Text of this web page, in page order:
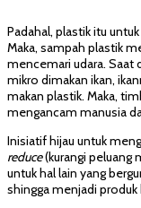
Padahal, plastik itu
Maka, sampah plastik
mencemari udara. Saat
mikro dimakan ikan,
makan plastik. Maka,
mengancam manusia
Inisiatif hijau untuk
reduce(kurangi peluang
untuk hal lain yang
shingga menjadi produk